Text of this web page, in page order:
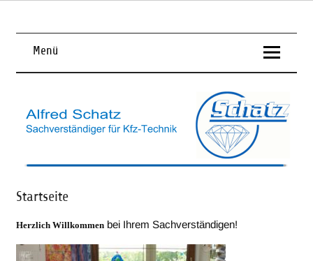
Skip
Alfred Schatz
Menü
Startseite
Herzlich Willkommenbei Ihrem Sachverständigen!